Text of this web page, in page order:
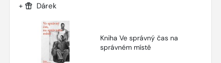
+ Dárek
Kniha Ve správný čas na
správném místě